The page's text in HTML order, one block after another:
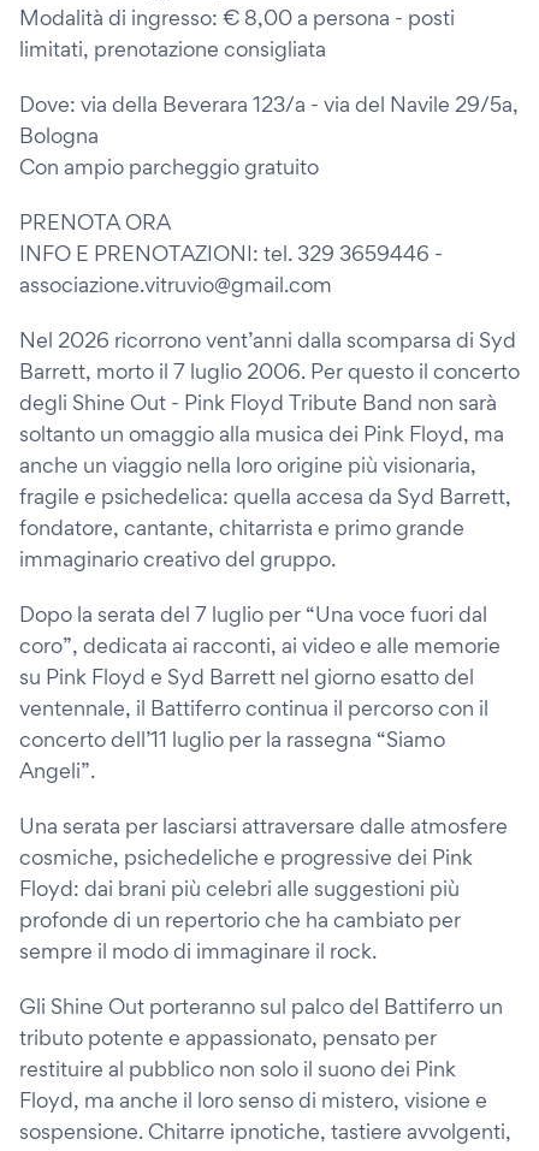
Modalità di ingresso: € 8,00 a persona - posti
limitati, prenotazione consigliata
Dove: via della Beverara 123/a - via del Navile 29/5a,
Bologna
Con ampio parcheggio gratuito
PRENOTA ORA
INFO E PRENOTAZIONI: tel. 329 3659446 -
associazione.vitruvio@gmail.com
Nel 2026 ricorrono vent’anni dalla scomparsa di Syd
Barrett, morto il 7 luglio 2006. Per questo il concerto
degli Shine Out - Pink Floyd Tribute Band non sarà
soltanto un omaggio alla musica dei Pink Floyd, ma
anche un viaggio nella loro origine più visionaria,
fragile e psichedelica: quella accesa da Syd Barrett,
fondatore, cantante, chitarrista e primo grande
immaginario creativo del gruppo.
Dopo la serata del 7 luglio per “Una voce fuori dal
coro”, dedicata ai racconti, ai video e alle memorie
su Pink Floyd e Syd Barrett nel giorno esatto del
ventennale, il Battiferro continua il percorso con il
concerto dell’11 luglio per la rassegna “Siamo
Angeli”.
Una serata per lasciarsi attraversare dalle atmosfere
cosmiche, psichedeliche e progressive dei Pink
Floyd: dai brani più celebri alle suggestioni più
profonde di un repertorio che ha cambiato per
sempre il modo di immaginare il rock.
Gli Shine Out porteranno sul palco del Battiferro un
tributo potente e appassionato, pensato per
restituire al pubblico non solo il suono dei Pink
Floyd, ma anche il loro senso di mistero, visione e
sospensione. Chitarre ipnotiche, tastiere avvolgenti,